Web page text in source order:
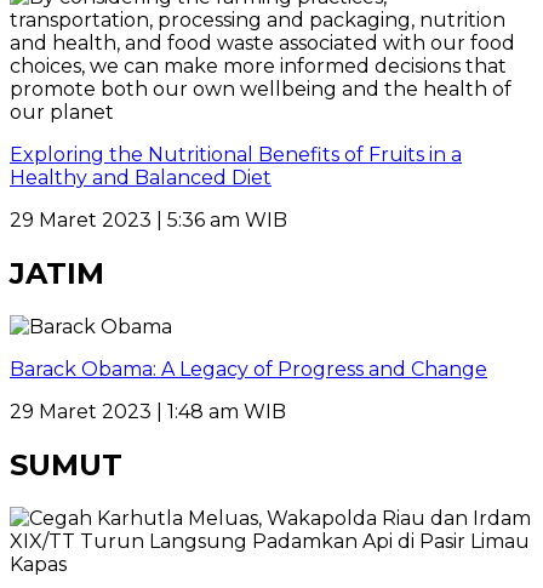
Exploring the Nutritional Benefits of Fruits in a
Healthy and Balanced Diet
29 Maret 2023 | 5:36 am WIB
JATIM
Barack Obama: A Legacy of Progress and Change
29 Maret 2023 | 1:48 am WIB
SUMUT